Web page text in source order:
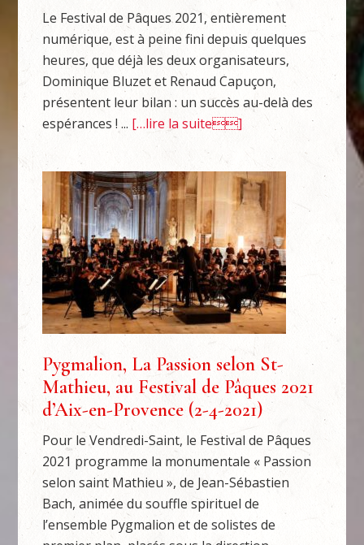
Le Festival de Pâques 2021, entièrement
numérique, est à peine fini depuis quelques
heures, que déjà les deux organisateurs,
Dominique Bluzet et Renaud Capuçon,
présentent leur bilan : un succès au-delà des
espérances ! ... […lire la suite]
Pygmalion, La Passion selon St-
Mathieu, au Festival de Pâques 2021
d’Aix-en-Provence (2-4-2021)
Pour le Vendredi-Saint, le Festival de Pâques
2021 programme la monumentale « Passion
selon saint Mathieu », de Jean-Sébastien
Bach, animée du souffle spirituel de
l’ensemble Pygmalion et de solistes de